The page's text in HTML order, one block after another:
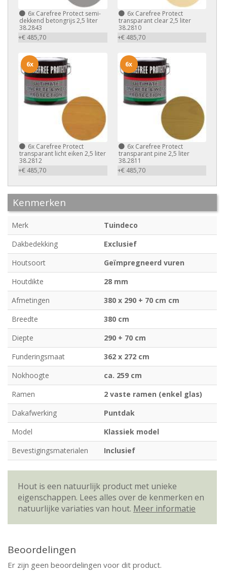
6x Carefree Protect semi-
dekkend betongrijs 2,5 liter
38.2843
+€ 485,70
6xCarefree Protect
transparant clear 2,5 liter
38.2810
+€ 485,70
6x Carefree Protect
transparant licht eiken 2,5 liter
38.2812
+€ 485,70
6x
6xCarefree Protect
transparant pine 2,5 liter
38.2811
+€ 485,70
6x
Kenmerken
Merk
Tuindeco
Dakbedekking
Exclusief
Houtsoort
Geïmpregneerd vuren
Houtdikte
28 mm
Afmetingen
380 x 290 + 70 cm cm
Breedte
380 cm
Diepte
290 + 70 cm
Funderingsmaat
362 x 272 cm
Nokhoogte
ca. 259 cm
Ramen
2 vaste ramen (enkel glas)
Dakafwerking
Puntdak
Model
Klassiek model
Bevestigingsmaterialen
Inclusief
Hout is een natuurlijk product met unieke
eigenschappen. Lees alles over de kenmerken en
natuurlijke variaties van hout. Meer informatie
Beoordelingen
Er zijn geen beoordelingen voor dit product.